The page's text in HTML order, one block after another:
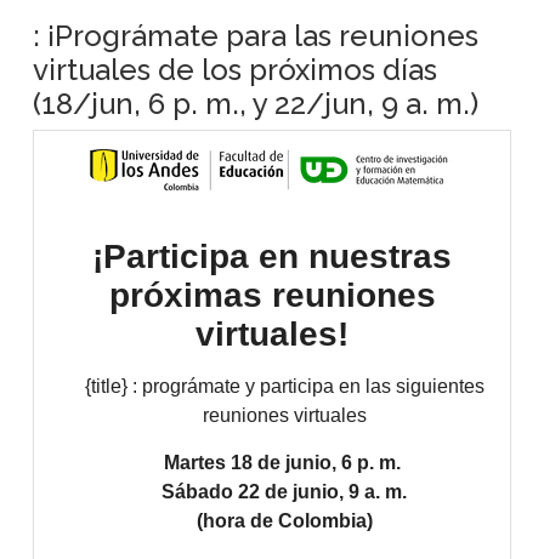
: ¡Prográmate para las reuniones
virtuales de los próximos días
(18/jun, 6 p. m., y 22/jun, 9 a. m.)